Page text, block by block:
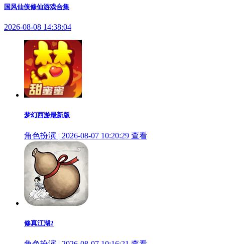
国风仙侠修仙游戏合集
2026-08-08 14:38:04
梦幻西游最新版
角色扮演 | 2026-08-07 10:20:29 查看
修真江湖2